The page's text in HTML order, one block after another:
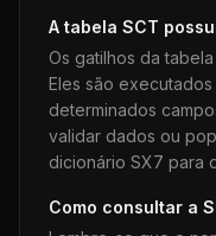
A tabela SCT
Os gatilhos da tabela
Eles são
determinados
validar dados ou
dicionário SX7 para
Como consultar a